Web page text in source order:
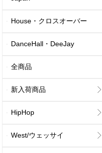
House・クロスオーバー
DanceHall・DeeJay
全商品
新入荷商品
HipHop
West/ウェッサイ